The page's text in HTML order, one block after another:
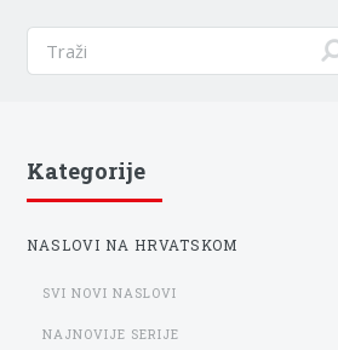
Kategorije
NASLOVI NA HRVATSKOM
SVI NOVI NASLOVI
NAJNOVIJE SERIJE